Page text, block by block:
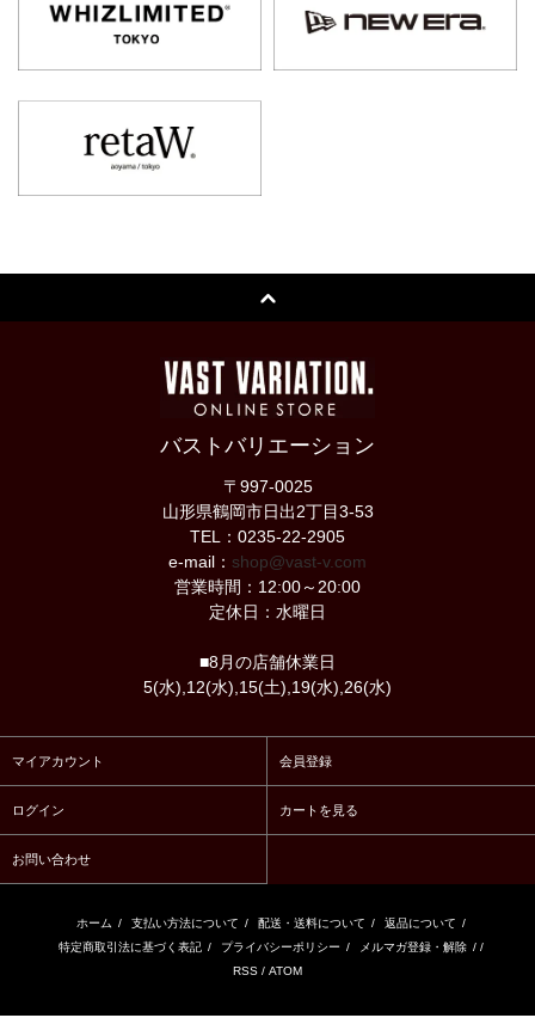
バストバリエーション
〒997-0025
山形県鶴岡市日出2丁目3-53
TEL：0235-22-2905
e-mail： shop@vast-v.com
営業時間：12:00～20:00
定休日：水曜日
■8月の店舗休業日
5(水),12(水),15(土),19(水),26(水)
マイアカウント 会員登録
ログイン カートを見る
お問い合わせ
ホーム / 支払い方法について / 配送・送料について / 返品について /
特定商取引法に基づく表記 / プライバシーポリシー / メルマガ登録・解除 / /
RSS / ATOM